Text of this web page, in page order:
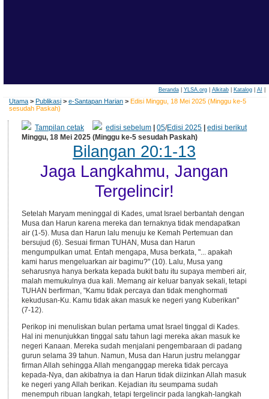
Beranda| YLSA.org| Alkitab| Katalog| AI
Utama > Publikasi > e-Santapan Harian > Edisi Minggu, 18 Mei 2025 (Minggu ke-5
sesudah Paskah)
Tampilan cetak edisi sebelum |05/Edisi 2025 |edisi berikut
Minggu, 18 Mei 2025 (Minggu ke-5 sesudah Paskah)
Bilangan 20:1-13
Jaga Langkahmu, Jangan
Tergelincir!
Setelah Maryam meninggal di Kades, umat Israel berbantah dengan
Musa dan Harun karena mereka dan ternaknya tidak mendapatkan
air (1-5). Musa dan Harun lalu menuju ke Kemah Pertemuan dan
bersujud (6). Sesuai firman TUHAN, Musa dan Harun
mengumpulkan umat. Entah mengapa, Musa berkata, "... apakah
kami harus mengeluarkan air bagimu?" (10). Lalu, Musa yang
seharusnya hanya berkata kepada bukit batu itu supaya memberi air,
malah memukulnya dua kali. Memang air keluar banyak sekali, tetapi
TUHAN berfirman, "Kamu tidak percaya dan tidak menghormati
kekudusan-Ku. Kamu tidak akan masuk ke negeri yang Kuberikan"
(7-12).
Perikop ini menuliskan bulan pertama umat Israel tinggal di Kades.
Hal ini menunjukkan tinggal satu tahun lagi mereka akan masuk ke
negeri Kanaan. Mereka sudah menjalani pengembaraan di padang
gurun selama 39 tahun. Namun, Musa dan Harun justru melanggar
firman Allah sehingga Allah menganggap mereka tidak percaya
kepada-Nya, dan akibatnya ia dan Harun tidak diizinkan Allah masuk
ke negeri yang Allah berikan. Kejadian itu seumpama sudah
menempuh ribuan langkah, tetapi tergelincir pada langkah-langkah